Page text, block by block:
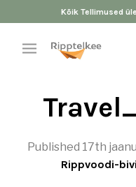
Kõik Tellimused
Published 17th
Rippvoodi-